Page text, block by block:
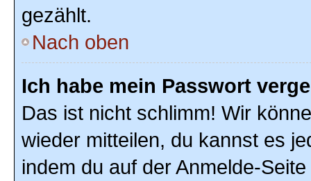
gezählt.
Nach oben
Ich habe mein Passwort
Das ist nicht schlimm! Wir
wieder mitteilen, du kannst es
indem du auf der Anmelde-